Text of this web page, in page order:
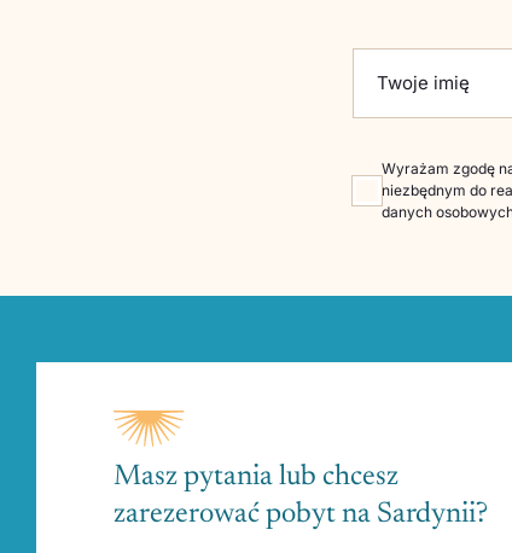
Twoje imię
Wyrażam zgodę
niezbędnym do
danych
Masz pytania lub chcesz
zarezerować pobyt na Sardynii?